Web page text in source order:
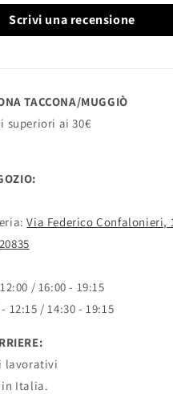
Scrivi una recensione
TACCONA/MUGGIÒ
superiori ai 30€
Via Federico Confalonieri,
/ 16:00 - 19:15
12:15 / 14:30 - 19:15
lavorativi
in Italia.